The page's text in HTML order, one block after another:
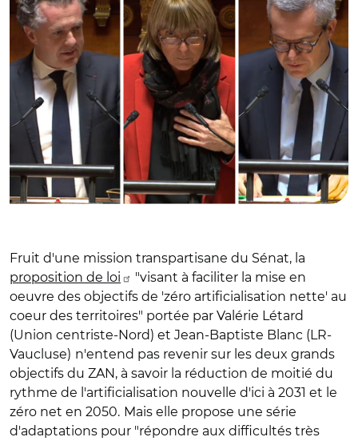
Fruit d'une mission transpartisane du Sénat, la
proposition de loi
"visant à faciliter la mise en
oeuvre des objectifs de 'zéro artificialisation nette' au
coeur des territoires" portée par Valérie Létard
(Union centriste-Nord) et Jean-Baptiste Blanc (LR-
Vaucluse) n'entend pas revenir sur les deux grands
objectifs du ZAN, à savoir la réduction de moitié du
rythme de l'artificialisation nouvelle d'ici à 2031 et le
zéro net en 2050. Mais elle propose une série
d'adaptations pour "répondre aux difficultés très